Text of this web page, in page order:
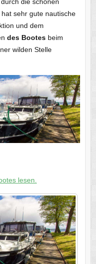
sehr gute nautische
und dem
des Bootesbeim
wilden Stelle
lesen.